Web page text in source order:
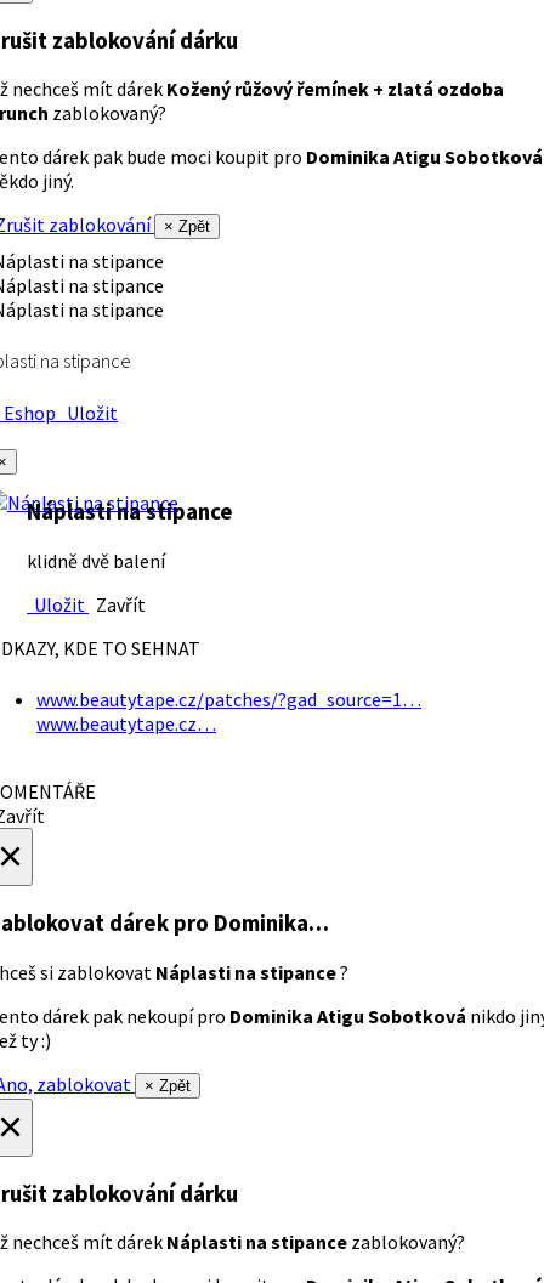
zablokování dárku
nechceš mít dárek Kožený růžový řemínek + zlatá ozdoba
zablokovaný?
dárek pak bude moci koupit pro Dominika Atigu Sobotková
jiný.
zablokování
× Zpět
na stipance
Uložit
Náplasti na stipance
klidně dvě balení
Uložit Zavřít
KDE TO SEHNAT
www.beautytape.cz/patches/?gad_source=1…
www.beautytape.cz…
dárek pro Dominika…
si zablokovat Náplasti na stipance?
dárek pak nekoupí pro Dominika Atigu Sobotková nikdo
ty :)
zablokovat
× Zpět
zablokování dárku
nechceš mít dárek Náplasti na stipance zablokovaný?